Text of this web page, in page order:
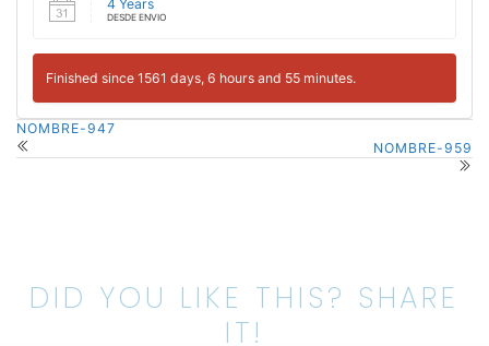
4 Years
DESDE ENVIO
Finished since 1561 days, 6 hours and 55 minutes.
NOMBRE-947
NOMBRE-959
DID YOU LIKE THIS? SHARE
IT!